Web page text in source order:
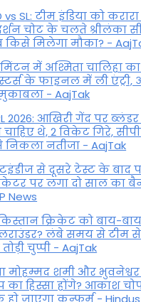
vs SL: टीम इंड‍िया को
चोट के चलते श्रीलंका
किसे म‍िलेगा मौका? -
में अश्मिता चालिहा
के फाइनल में ली एंट्री,
- AajTak
2026: आखिरी गेंद पर
चाहिए थे, 2 विकेट गिरे,
न‍िकला नतीजा - AajTak
से दूसरे टेस्ट के बाद
पर लगा दो साल का
News
क्रिकेट को बाय-
लंबे समय से टीम से
चुप्पी - AajTak
मोहम्मद शमी और भुवनेश्वर
का हिस्सा होंगे? आकाश
हो जाएगा कन्फर्म -